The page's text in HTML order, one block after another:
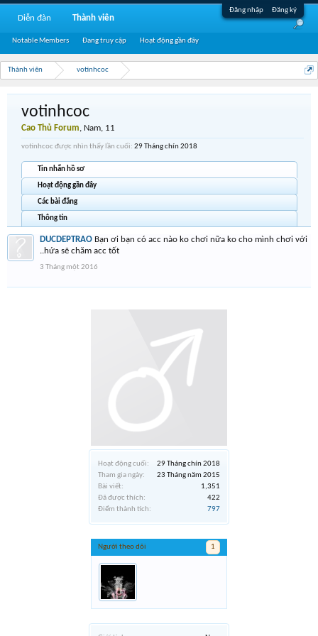
Đăng nhập Đăng ký
Thành viên votinhcoc
Hoạt động cuối:
29 Tháng chín 2018
Tham gia ngày:
23 Tháng năm 2015
Bài viết:
1,351
Đã được thích:
422
Điểm thành tích:
797
Người theo dõi 1
votinhcoc
Cao Thủ Forum, Nam, 11
votinhcoc được nhìn thấy lần cuối: 29 Tháng chín 2018
Tin nhắn hồ sơ
Hoạt động gần đây
Các bài đăng
Thông tin
DUCDEPTRAO Bạn ơi bạn có acc nào ko chơi nữa ko cho mình chơi với
..hứa sẽ chăm acc tốt
3 Tháng một 2016
Diễn đàn Thành viên
Notable Members Đang truy cập Hoạt động gần đây